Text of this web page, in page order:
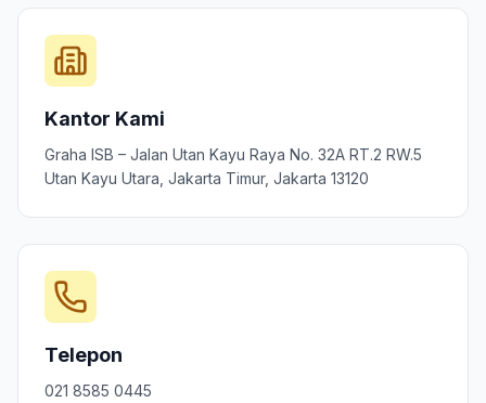
Kantor Kami
Graha ISB – Jalan Utan Kayu Raya No. 32A RT.2 RW.5
Utan Kayu Utara, Jakarta Timur, Jakarta 13120
Telepon
021 8585 0445